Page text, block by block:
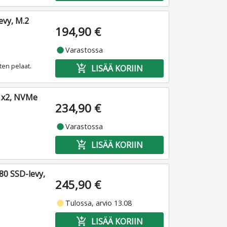
M.2
pelaat.
194,90 €
fiber_manual_recordVarastossa
add_shopping_cart LISÄÄ KORIIN
NVMe
234,90 €
fiber_manual_recordVarastossa
add_shopping_cart LISÄÄ KORIIN
SSD-levy,
245,90 €
fiber_manual_record Tulossa, arvio 13.08
add_shopping_cart LISÄÄ KORIIN